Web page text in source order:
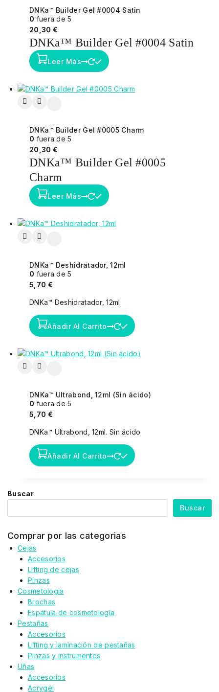
DNKa™ Builder Gel #0004 Satin
0 fuera de 5
20,30 €
DNKa™ Builder Gel #0004 Satin
Leer Más
DNKa™ Builder Gel #0005 Charm
0 fuera de 5
20,30 €
DNKa™ Builder Gel #0005
Charm
Leer Más
DNKa™ Deshidratador, 12ml
0 fuera de 5
5,70 €
DNKa™ Deshidratador, 12ml
Añadir Al Carrito
DNKa™ Ultrabond, 12ml (Sin ácido)
0 fuera de 5
5,70 €
DNKa™ Ultrabond, 12ml. Sin ácido
Añadir Al Carrito
Buscar
Buscar
Comprar por las categorias
Cejas
Accesorios
Lifting de cejas
Pinzas
Cosmetologia
Brochas
Espátula de cosmetología
Pestañas
Accesorios
Lifting y laminación de pestañas
Pinzas y instrumentos
Uñas
Accesorios
Acrygel